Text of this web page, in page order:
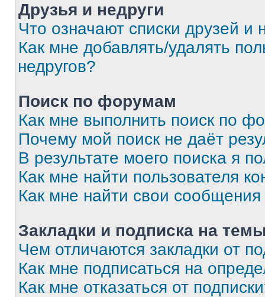
Друзья и недруги
Что означают списки друзей и
Как мне добавлять/удалять
недругов?
Поиск по форумам
Как мне выполнить поиск по
Почему мой поиск не даёт
В результате моего поиска я
Как мне найти пользователя
Как мне найти свои
Закладки и подписка на
Чем отличаются закладки от
Как мне подписаться на
Как мне отказаться от